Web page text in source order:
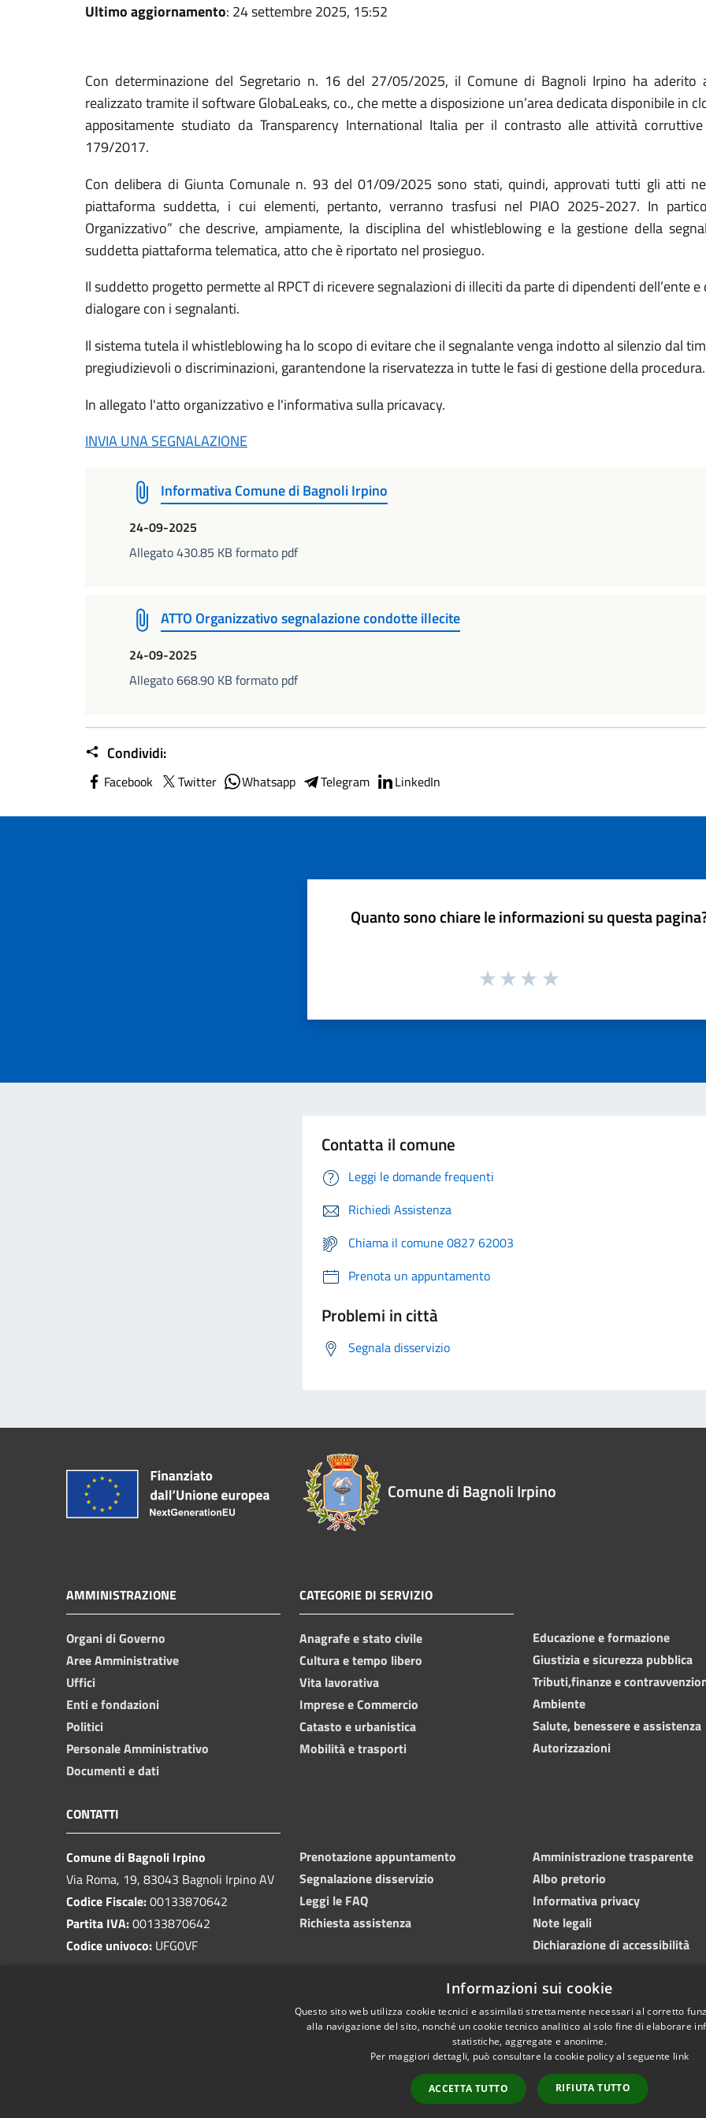
Ultimo aggiornamento: 24 settembre 2025, 15:52
Con determinazione del Segretario n. 16 del 27/05/2025, il Comune di Bagnoli Irpino ha
realizzato tramite il software GlobaLeaks, co., che mette a disposizione un’area dedicata disponibile in
appositamente studiato da Transparency International Italia per il contrasto alle attività
179/2017.
Con delibera di Giunta Comunale n. 93 del 01/09/2025 sono stati, quindi, approvati tutti gli atti
piattaforma suddetta, i cui elementi, pertanto, verranno trasfusi nel PIAO 2025-2027. In
Organizzativo” che descrive, ampiamente, la disciplina del whistleblowing e la gestione della
suddetta piattaforma telematica, atto che è riportato nel prosieguo.
Il suddetto progetto permette al RPCT di ricevere segnalazioni di illeciti da parte di dipendenti dell’ente
dialogare con i segnalanti.
Il sistema tutela il whistleblowing ha lo scopo di evitare che il segnalante venga indotto al silenzio dal
pregiudizievoli o discriminazioni, garantendone la riservatezza in tutte le fasi di gestione della procedura.
In allegato l'atto organizzativo e l'informativa sulla pricavacy.
INVIA UNA SEGNALAZIONE
Informativa Comune di Bagnoli Irpino
24-09-2025
Allegato 430.85 KB formato pdf
ATTO Organizzativo segnalazione condotte illecite
24-09-2025
Allegato 668.90 KB formato pdf
Condividi:
Facebook Twitter Whatsapp Telegram LinkedIn
Quanto sono chiare le informazioni su questa
Contatta il comune
Leggi le domande frequenti
Richiedi Assistenza
Chiama il comune 0827 62003
Prenota un appuntamento
Problemi in città
Segnala disservizio
Comune di Bagnoli Irpino
AMMINISTRAZIONE
Organi di Governo
Aree Amministrative
Uffici
Enti e fondazioni
Politici
Personale Amministrativo
Documenti e dati
CATEGORIE DI SERVIZIO
Anagrafe e stato civile
Cultura e tempo libero
Vita lavorativa
Imprese e Commercio
Catasto e urbanistica
Mobilità e trasporti
Educazione e formazione
Giustizia e sicurezza pubblica
Tributi,finanze e
Ambiente
Salute, benessere e assistenza
Autorizzazioni
CONTATTI
Comune di Bagnoli Irpino
Via Roma, 19, 83043 Bagnoli Irpino AV
Codice Fiscale:00133870642
Partita IVA:00133870642
Codice univoco: UFG0VF
Prenotazione appuntamento
Segnalazione disservizio
Leggi le FAQ
Richiesta assistenza
Amministrazione trasparente
Albo pretorio
Informativa privacy
Note legali
Dichiarazione di accessibilità
Copyright © 2026 •
Informazioni sui cookie
Questo sito web utilizza cookie tecnici e assimilati strettamente necessari al corretto
alla navigazione del sito, nonché un cookie tecnico analitico al solo fine di elaborare
statistiche, aggregate e anonime.
Per maggiori dettagli, può consultare la cookie policy al seguente link
ACCETTA TUTTO RIFIUTA TUTTO